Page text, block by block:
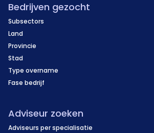
Bedrijven gezocht
Subsectors
Land
Provincie
Stad
Type overname
Fase bedrijf
Adviseur zoeken
Adviseurs per specialisatie